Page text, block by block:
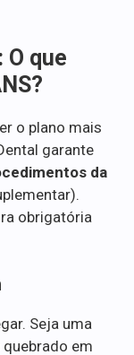
O que
o plano mais
garante
da
obrigatória
Seja uma
em